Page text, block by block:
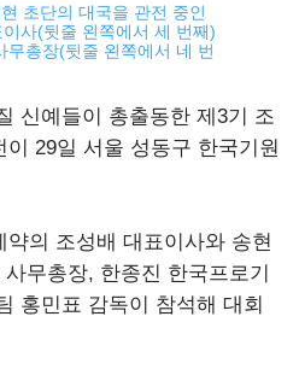
초단의 대국을 관전 중인
사(뒷줄 왼쪽에서 세 번째)
무총장(뒷줄 왼쪽에서 네 번
신예들이 총출동한 제3기 조
29일 서울 성동구 한국기원
의 조성배 대표이사와 송현
무총장, 한종진 한국프로기
홍민표 감독이 참석해 대회